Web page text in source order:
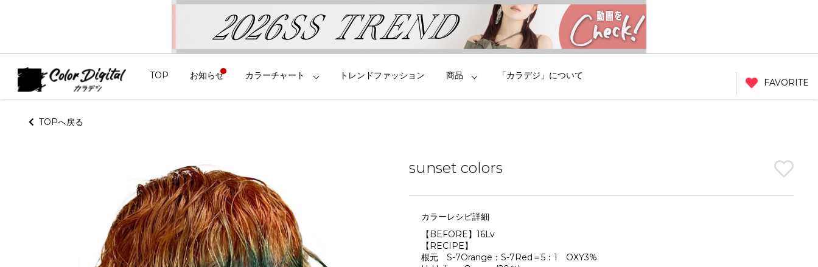
TOP お知らせ カラーチャート トレンドファッション 商品 「カラデジ」について
FAVORITE
TOPへ戻る
sunset colors
カラーレシピ詳細
【BEFORE】16Lv
【RECIPE】
根元 S-7Orange：S-7Red＝5：1 OXY3%